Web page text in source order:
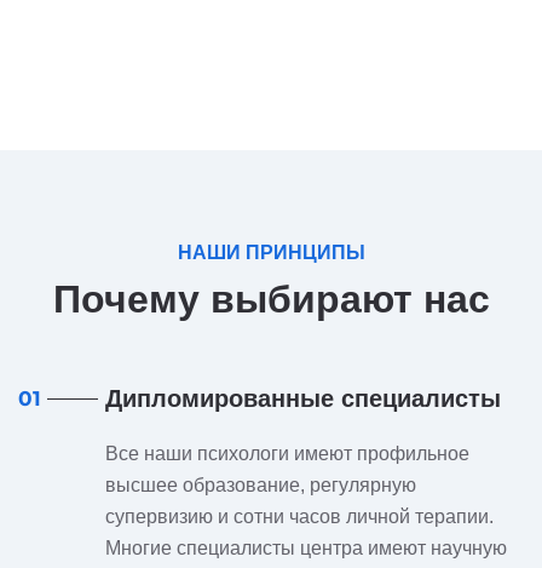
НАШИ ПРИНЦИПЫ
Почему выбирают нас
01 Дипломированные специалисты
Все наши психологи имеют профильное
высшее образование, регулярную
супервизию и сотни часов личной терапии.
Многие специалисты центра имеют научную